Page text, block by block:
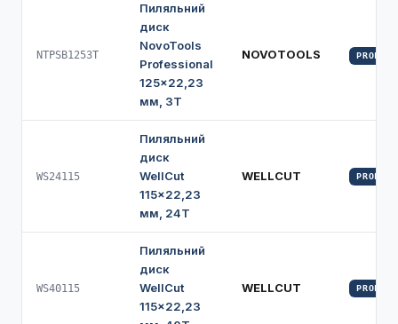
NTPSB1253T
Пиляльний
диск
NovoTools
Professional
125×22,23
мм, 3Т
NOVOTOOLS PROFI
WS24115
Пиляльний
диск
WellCut
115×22,23
мм, 24Т
WELLCUT PROFI
WS40115
Пиляльний
диск
WellCut
115×22,23
WELLCUT PROFI